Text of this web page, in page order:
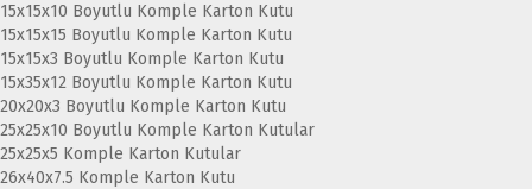
15x15x10 Boyutlu Komple Karton Kutu
15x15x15 Boyutlu Komple Karton Kutu
15x15x3 Boyutlu Komple Karton Kutu
15x35x12 Boyutlu Komple Karton Kutu
20x20x3 Boyutlu Komple Karton Kutu
25x25x10 Boyutlu Komple Karton Kutular
25x25x5 Komple Karton Kutular
26x40x7.5 Komple Karton Kutu